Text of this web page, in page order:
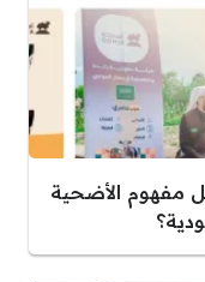
مفهوم الأضحية